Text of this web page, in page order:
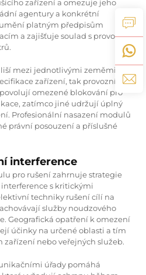
zařízení a omezuje jeho
agentury a konkrétní
platným předpisům
a zajišťuje soulad s provozem
mezi jednotlivými zeměmi a
zařízení, tak provozní
omezené blokování pro
zatímco jiné udržují úplný
Profesionální nasazení modulů
právní posouzení a příslušné
interference
pro rušení zahrnuje strategie
s kritickými
techniky rušení cílí na
služby noudzového
Geografická opatření k omezení
účinky na určené oblasti a tím
zařízení nebo veřejných služeb.
úřady pomáhá